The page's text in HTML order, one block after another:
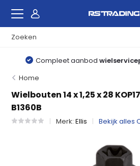
Compleet aanbod
Home
Wielbouten 14 x 1,25 x 28
B1360B
Merk:Ellis Bekijk alles